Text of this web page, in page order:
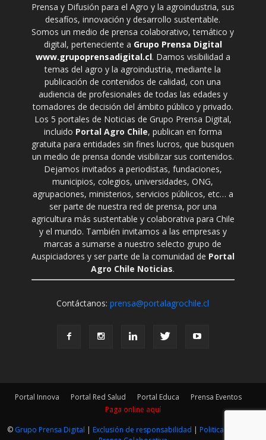
Prensa y Difusión para el Agro y la agroindustria, sus
desafíos, innovación y desarrollo sustentable.
Somos un medio de prensa colaborativo, temático y
digital, perteneciente a Grupo Prensa Digital
www.grupoprensadigital.cl. Damos visibilidad a
temas del agro y la agroindustria, mediante la
publicación de contenidos de calidad, con una
audiencia de profesionales de todas las edades y
tomadores de decisión del ámbito público y privado.
Los 5 portales de Noticias de Grupo Prensa Digital,
incluido Portal Agro Chile, publican en forma
gratuita para entidades sin fines lucros, que busquen
un medio de prensa donde visibilizar sus contenidos.
Dejamos invitados a periodistas, fundaciones,
municipios, colegios, universidades, ONG,
agrupaciones, ministerios, servicios públicos, etc… a
ser parte de nuestra red de prensa, por una
agricultura más sustentable y colaborativa para Chile
y el mundo. También invitamos a las empresas y
marcas a sumarse a nuestro selecto grupo de
Auspiciadores y ser parte de la comunidad de Portal
Agro Chile Noticias.
Contáctanos:prensa@portalagrochile.cl
Portal Innova Portal Red Salud Portal Educa
Prensa Eventos
Paga online aquí
© Grupo Prensa Digital | Exclusión de responsabilidad | Politica Editorial